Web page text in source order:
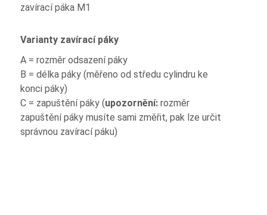
zavírací páka M1
Varianty zavírací páky
A = rozměr odsazení páky
B = délka páky (měřeno od středu cylindru ke
konci páky)
C = zapuštění páky (upozornění: rozměr
zapuštění páky musíte sami změřit, pak lze určit
správnou zavírací páku)